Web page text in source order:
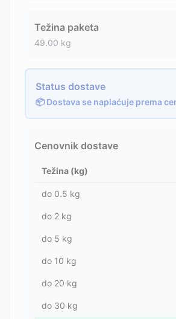
Težina paketa
49.00 kg
Status dostave
📦 Dostava se naplaćuje prema
Cenovnik dostave
Težina (kg)
do 0.5 kg
do 2 kg
do 5 kg
do 10 kg
do 20 kg
do 30 kg